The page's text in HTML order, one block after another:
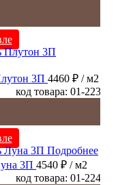
3П 4460 ₽ / м2
код товара: 01-223
Подробнее
3П 4540 ₽ / м2
код товара: 01-224